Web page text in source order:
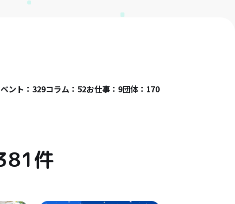
ント：329コラム：52お仕事：9団体：170
件